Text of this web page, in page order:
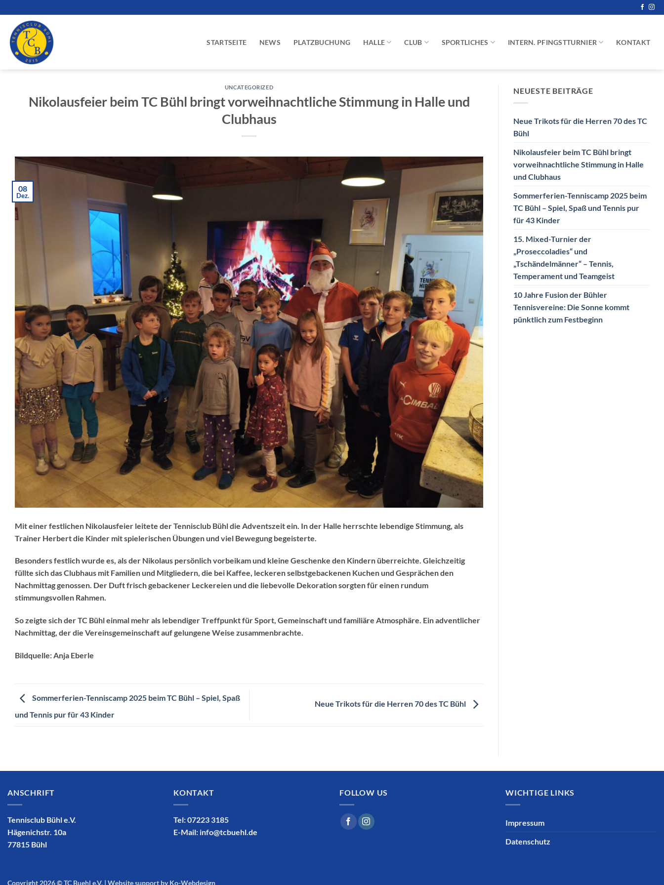
Inhalt
springen
STARTSEITE NEWS PLATZBUCHUNG HALLE CLUB SPORTLICHES INTERN. PFINGSTTURNIER KONTAKT
UNCATEGORIZED
Nikolausfeier beim TC Bühl bringt vorweihnachtliche Stimmung in Halle und
Clubhaus
08
Dez.
Mit einer festlichen Nikolausfeier leitete der Tennisclub Bühl die Adventszeit ein. In der Halle herrschte lebendige Stimmung, als
Trainer Herbert die Kinder mit spielerischen Übungen und viel Bewegung begeisterte.
Besonders festlich wurde es, als der Nikolaus persönlich vorbeikam und kleine Geschenke den Kindern überreichte. Gleichzeitig
füllte sich das Clubhaus mit Familien und Mitgliedern, die bei Kaffee, leckeren selbstgebackenen Kuchen und Gesprächen den
Nachmittag genossen. Der Duft frisch gebackener Leckereien und die liebevolle Dekoration sorgten für einen rundum
stimmungsvollen Rahmen.
So zeigte sich der TC Bühl einmal mehr als lebendiger Treffpunkt für Sport, Gemeinschaft und familiäre Atmosphäre. Ein adventlicher
Nachmittag, der die Vereinsgemeinschaft auf gelungene Weise zusammenbrachte.
Bildquelle: Anja Eberle
Sommerferien-Tenniscamp 2025 beim TC Bühl – Spiel, Spaß
und Tennis pur für 43 Kinder
Neue Trikots für die Herren 70 des TC Bühl
NEUESTE BEITRÄGE
Neue Trikots für die Herren 70 des TC
Bühl
Nikolausfeier beim TC Bühl bringt
vorweihnachtliche Stimmung in Halle
und Clubhaus
Sommerferien-Tenniscamp 2025 beim
TC Bühl – Spiel, Spaß und Tennis pur
für 43 Kinder
15. Mixed-Turnier der
„Proseccoladies“ und
„Tschändelmänner“ – Tennis,
Temperament und Teamgeist
10 Jahre Fusion der Bühler
Tennisvereine: Die Sonne kommt
pünktlich zum Festbeginn
ANSCHRIFT
Tennisclub Bühl e.V.
Hägenichstr. 10a
77815 Bühl
KONTAKT
Tel: 07223 3185
E-Mail: info@tcbuehl.de
FOLLOW US WICHTIGE LINKS
Impressum
Datenschutz
Copyright 2026 ©TC Buehl e.V. Website support by Ko-Webdesign